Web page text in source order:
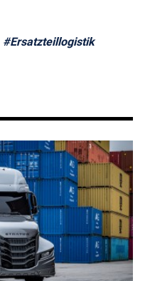
#Ersatzteillogistik